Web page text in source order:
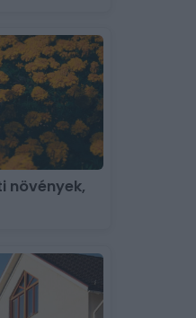
növények,